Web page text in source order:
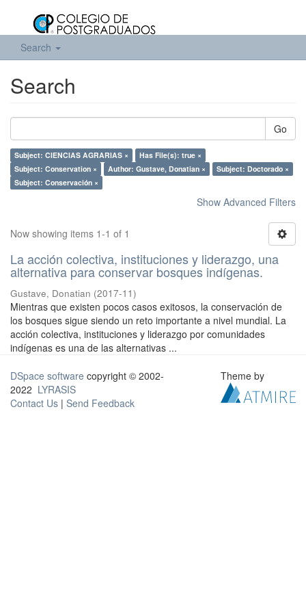
Search
Search
Go
Subject: CIENCIAS AGRARIAS ×
Has File(s): true ×
Subject: Conservation ×
Author: Gustave, Donatian ×
Subject: Doctorado ×
Subject: Conservación ×
Show Advanced Filters
Now showing items 1-1 of 1
La acción colectiva, instituciones y liderazgo, una
alternativa para conservar bosques indígenas.
Gustave, Donatian (2017-11)
Mientras que existen pocos casos exitosos, la conservación de
los bosques sigue siendo un reto importante a nivel mundial. La
acción colectiva, instituciones y liderazgo por comunidades
indígenas es una de las alternativas ...
DSpace software copyright © 2002-
2022 LYRASIS
Contact Us | Send Feedback
Theme by